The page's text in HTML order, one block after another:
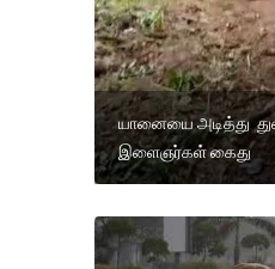
யானையை அடித்து
இளைஞர்கள் கைது